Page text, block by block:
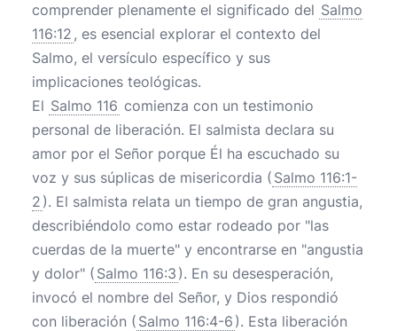
comprender plenamente el significado del Salmo
116:12 , es esencial explorar el contexto del
Salmo, el versículo específico y sus
implicaciones teológicas.
El Salmo 116 comienza con un testimonio
personal de liberación. El salmista declara su
amor por el Señor porque Él ha escuchado su
voz y sus súplicas de misericordia ( Salmo 116:1-
2 ). El salmista relata un tiempo de gran angustia,
describiéndolo como estar rodeado por "las
cuerdas de la muerte" y encontrarse en "angustia
y dolor" ( Salmo 116:3 ). En su desesperación,
invocó el nombre del Señor, y Dios respondió
con liberación ( Salmo 116:4-6 ). Esta liberación